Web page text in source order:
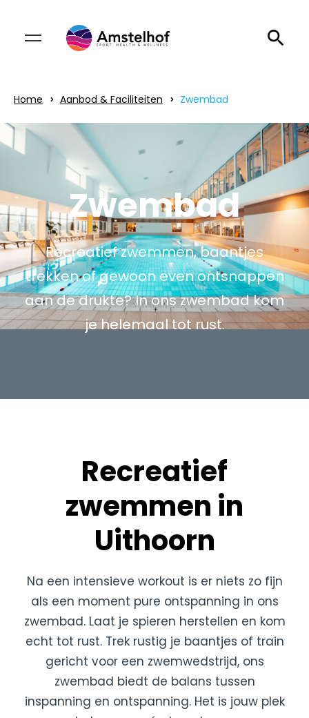
Home Aanbod & Faciliteiten Zwembad
Zwembad
Recreatief zwemmen, baantjes
trekken of gewoon even ontsnappen
aan de drukte? In ons zwembad kom
je helemaal tot rust.
Recreatief
zwemmen in
Uithoorn
Na een intensieve workout is er niets zo fijn
als een moment pure ontspanning in ons
zwembad. Laat je spieren herstellen en kom
echt tot rust. Trek rustig je baantjes of train
gericht voor een zwemwedstrijd, ons
zwembad biedt de balans tussen
inspanning en ontspanning. Het is jouw plek